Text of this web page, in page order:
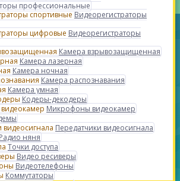
профессиональные
Видеорегистраторы
Видеорегистраторы
Камера взрывозащищенная
Камера лазерная
Камера ночная
Камера распознавания
Камера умная
Кодеры-декодеры
Микрофоны видеокамер
Передатчики видеосигнала
Радио няня
Точки доступа
Видео ресиверы
Видеотелефоны
Коммутаторы